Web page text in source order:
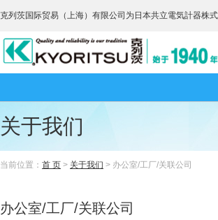
克列茨国际贸易（上海）有限公司为日本共立電気計器株
关于我们
当前位置： 首 页 > 关于我们 > 办公室/工厂/关联公司
办公室/工厂/关联公司